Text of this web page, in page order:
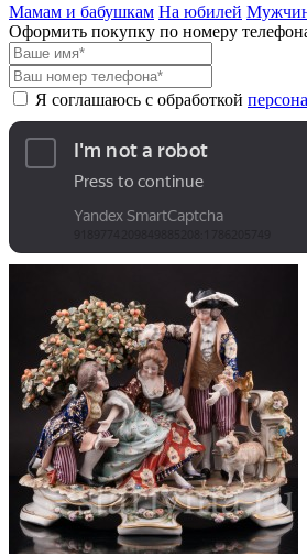
Мамам и бабушкам На юбилей
Оформить покупку по номеру
Я соглашаюсь с обработкой